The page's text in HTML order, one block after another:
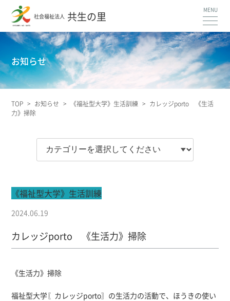
社会福祉法人 共生の里
お知らせ
TOP > お知らせ > 《福祉型大学》生活訓練 > カレッジporto 《生活
力》掃除
《福祉型大学》生活訓練
2024.06.19
カレッジporto 《生活力》掃除
《生活力》掃除
福祉型大学〖カレッジporto〗の生活力の活動で、ほうきの使い